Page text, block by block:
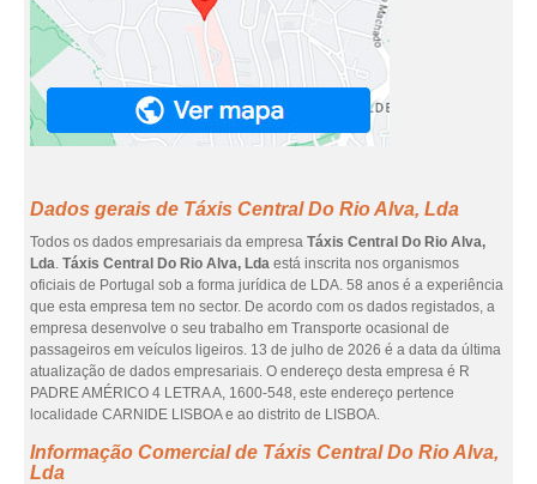
Dados gerais de Táxis Central Do Rio Alva, Lda
Todos os dados empresariais da empresa Táxis Central Do Rio Alva,
Lda. Táxis Central Do Rio Alva, Lda está inscrita nos organismos
oficiais de Portugal sob a forma jurídica de LDA. 58 anos é a experiência
que esta empresa tem no sector. De acordo com os dados registados, a
empresa desenvolve o seu trabalho em Transporte ocasional de
passageiros em veículos ligeiros. 13 de julho de 2026 é a data da última
atualização de dados empresariais. O endereço desta empresa é R
PADRE AMÉRICO 4 LETRA A, 1600-548, este endereço pertence
localidade CARNIDE LISBOA e ao distrito de LISBOA.
Informação Comercial de Táxis Central Do Rio Alva,
Lda